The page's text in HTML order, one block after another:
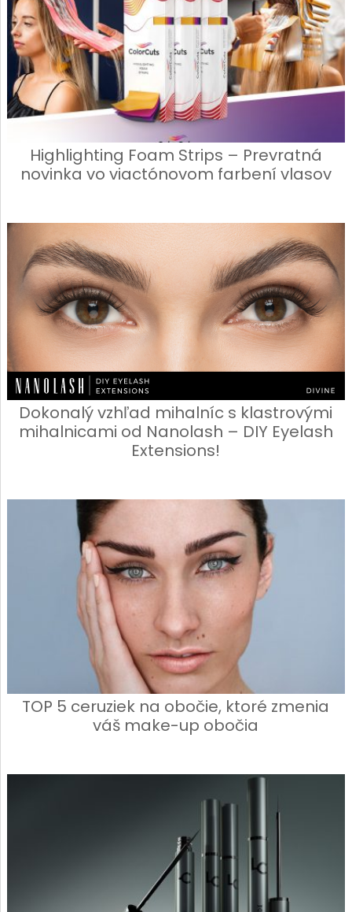
Highlighting Foam Strips – Prevratná
novinka vo viactónovom farbení vlasov
Dokonalý vzhľad mihalníc s klastrovými
mihalnicami od Nanolash – DIY Eyelash
Extensions!
TOP 5 ceruziek na obočie, ktoré zmenia
váš make-up obočia